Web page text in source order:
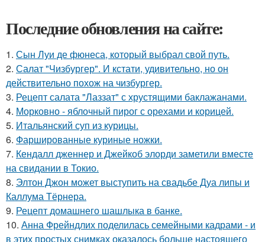
Последние обновления на сайте:
1. Сын Луи де фюнеса, который выбрал свой путь.
2. Салат "Чизбургер". И кстати, удивительно, но он
действительно похож на чизбургер.
3. Рецепт салата "Лаззат" с хрустящими баклажанами.
4. Морковно - яблочный пирог с орехами и корицей.
5. Итальянский суп из курицы.
6. Фаршированные куриные ножки.
7. Кендалл дженнер и Джейкоб элорди заметили вместе
на свидании в Токио.
8. Элтон Джон может выступить на свадьбе Дуа липы и
Каллума Тёрнера.
9. Рецепт домашнего шашлыка в банке.
10. Анна Фрейндлих поделилась семейными кадрами - и
в этих простых снимках оказалось больше настоящего